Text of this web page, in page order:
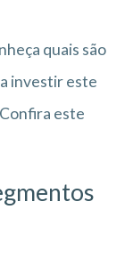
quais são
investir este
este